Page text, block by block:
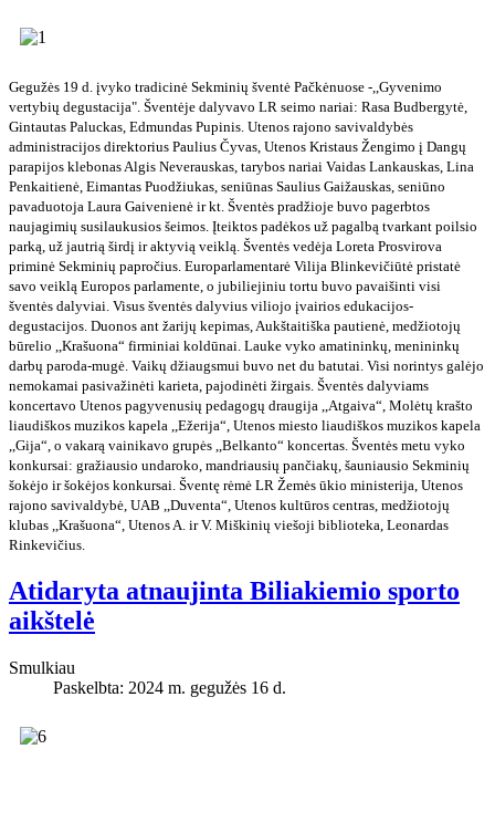
Gegužės 19 d. įvyko tradicinė Sekminių šventė Pačkėnuose -,,Gyvenimo
vertybių degustacija". Šventėje dalyvavo LR seimo nariai: Rasa Budbergytė,
Gintautas Paluckas, Edmundas Pupinis. Utenos rajono savivaldybės
administracijos direktorius Paulius Čyvas, Utenos Kristaus Žengimo į Dangų
parapijos klebonas Algis Neverauskas, tarybos nariai Vaidas Lankauskas, Lina
Penkaitienė, Eimantas Puodžiukas, seniūnas Saulius Gaižauskas, seniūno
pavaduotoja Laura Gaivenienė ir kt. Šventės pradžioje buvo pagerbtos
naujagimių susilaukusios šeimos. Įteiktos padėkos už pagalbą tvarkant poilsio
parką, už jautrią širdį ir aktyvią veiklą. Šventės vedėja Loreta Prosvirova
priminė Sekminių papročius. Europarlamentarė Vilija Blinkevičiūtė pristatė
savo veiklą Europos parlamente, o jubiliejiniu tortu buvo pavaišinti visi
šventės dalyviai. Visus šventės dalyvius viliojo įvairios edukacijos-
degustacijos. Duonos ant žarijų kepimas, Aukštaitiška pautienė, medžiotojų
būrelio ,,Krašuona“ firminiai koldūnai. Lauke vyko amatininkų, menininkų
darbų paroda-mugė. Vaikų džiaugsmui buvo net du batutai. Visi norintys galėjo
nemokamai pasivažinėti karieta, pajodinėti žirgais. Šventės dalyviams
koncertavo Utenos pagyvenusių pedagogų draugija ,,Atgaiva“, Molėtų krašto
liaudiškos muzikos kapela ,,Ežerija“, Utenos miesto liaudiškos muzikos kapela
,,Gija“, o vakarą vainikavo grupės ,,Belkanto“ koncertas. Šventės metu vyko
konkursai: gražiausio undaroko, mandriausių pančiakų, šauniausio Sekminių
šokėjo ir šokėjos konkursai. Šventę rėmė LR Žemės ūkio ministerija, Utenos
rajono savivaldybė, UAB ,,Duventa“, Utenos kultūros centras, medžiotojų
klubas ,,Krašuona“, Utenos A. ir V. Miškinių viešoji biblioteka, Leonardas
Rinkevičius.
Atidaryta atnaujinta Biliakiemio sporto
aikštelė
Smulkiau
Paskelbta: 2024 m. gegužės 16 d.